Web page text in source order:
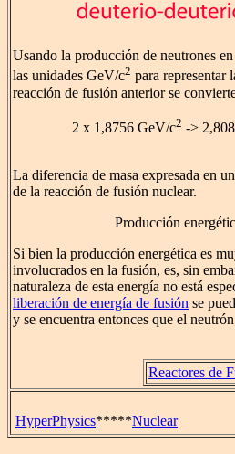
Usando la producción de neutrones
las unidades GeV/c2 para representar
reacción de fusión anterior se
2 x 1,8756 GeV/c2 ->
La diferencia de masa expresada en
de la reacción de fusión nuclear.
Producción
Si bien la producción energética es
involucrados en la fusión, es, sin
naturaleza de esta energía no está
liberación de energía de fusión se
y se encuentra entonces que el
Reactores de
HyperPhysics*****Nuclear